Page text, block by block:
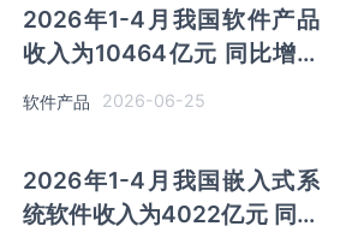
2026年1-4月我国软件产品
收入为10464亿元 同比增长
8%
软件产品 2026-06-25
2026年1-4月我国嵌入式系
统软件收入为4022亿元 同比